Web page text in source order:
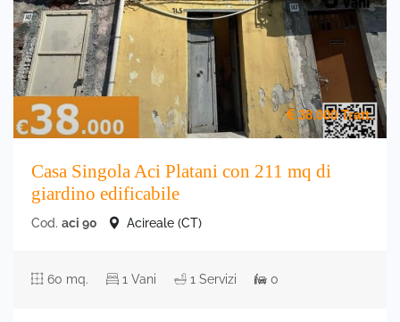
38.000 Tratt.
Casa Singola Aci Platani con 211 mq di
giardino edificabile
Cod. aci 90 Acireale (CT)
60 mq. 1 Vani 1 Servizi 0